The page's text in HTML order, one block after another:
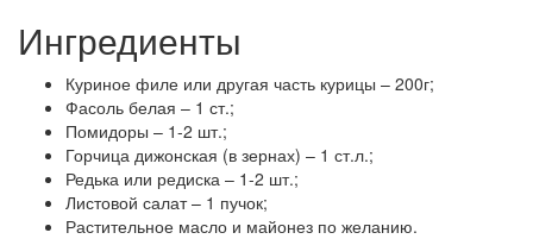
Ингредиенты
Куриное филе или другая часть курицы – 200г;
Фасоль белая – 1 ст.;
Помидоры – 1-2 шт.;
Горчица дижонская (в зернах) – 1 ст.л.;
Редька или редиска – 1-2 шт.;
Листовой салат – 1 пучок;
Растительное масло и майонез по желанию.